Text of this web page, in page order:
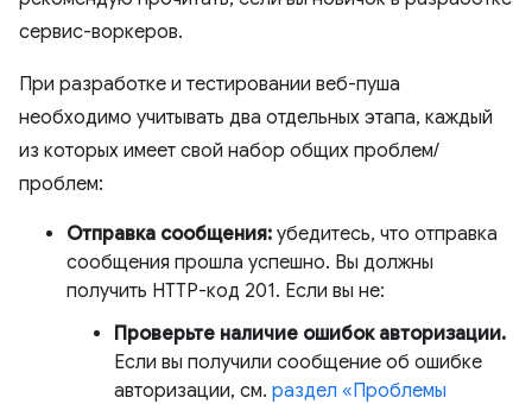
сервис-воркеров.
При разработке и тестировании веб-пуша
необходимо учитывать два отдельных этапа, каждый
из которых имеет свой набор общих проблем/
проблем:
Отправка сообщения: убедитесь, что отправка
сообщения прошла успешно. Вы должны
получить HTTP-код 201. Если вы не:
Проверьте наличие ошибок авторизации.
Если вы получили сообщение об ошибке
авторизации, см. раздел «Проблемы